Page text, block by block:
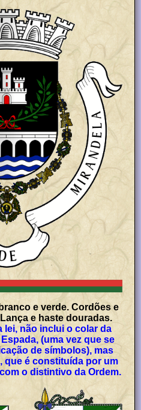
e verde. Cordões e
e haste douradas.
lei, não inclui o colar da
(uma vez que se
de símbolos), mas
que é constituída por um
o distintivo da Ordem.